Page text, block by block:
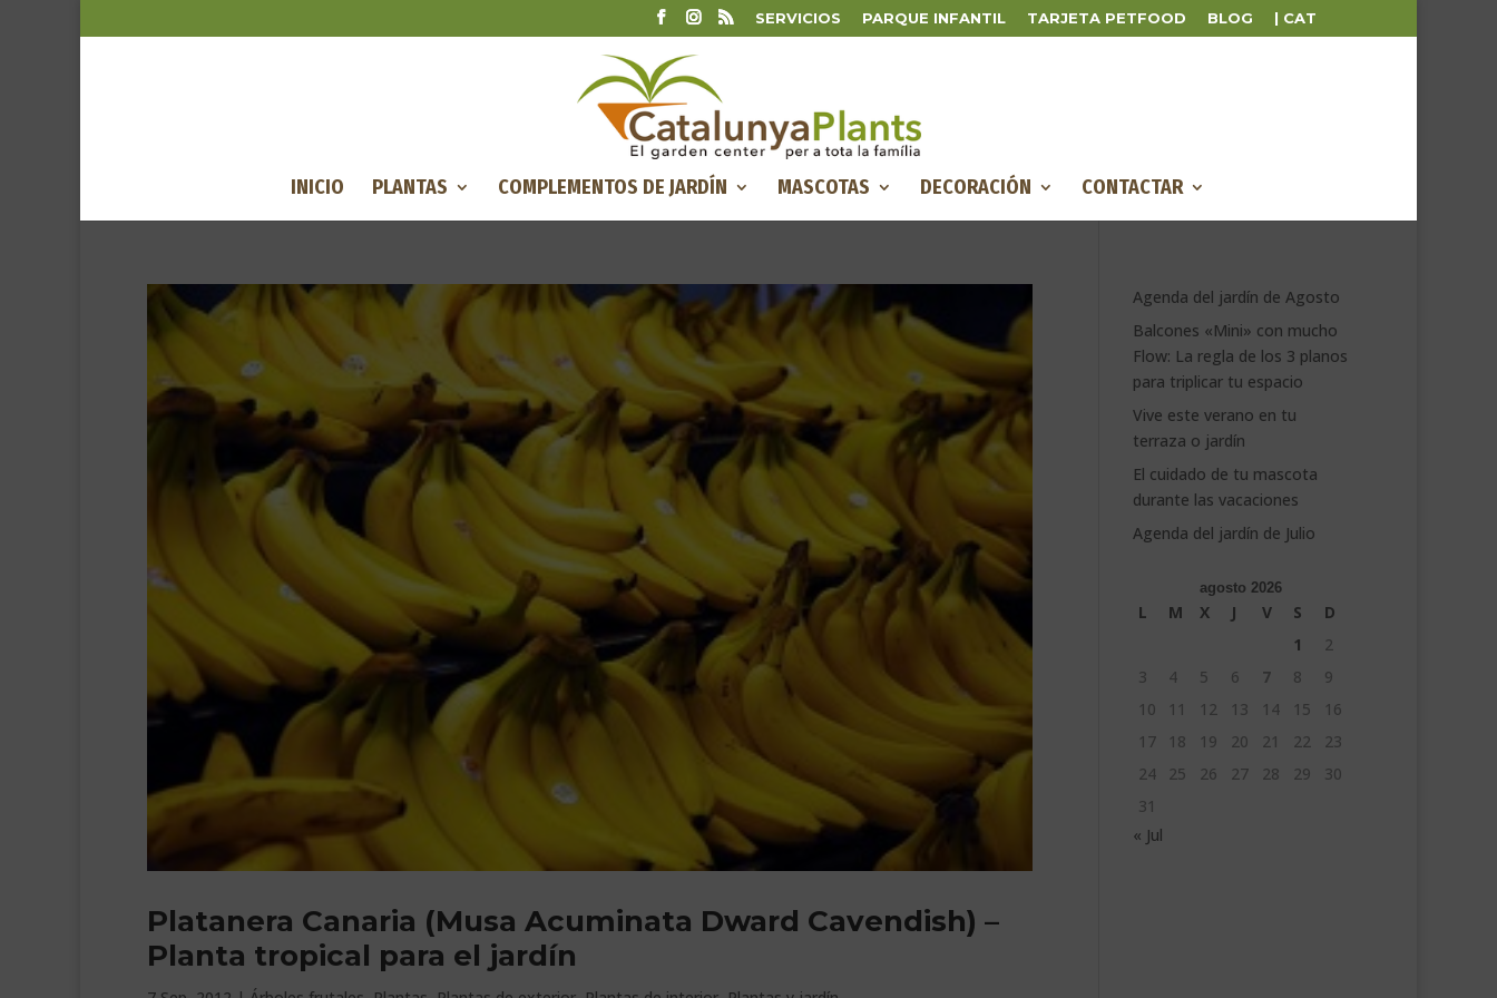
SERVICIOS PARQUE INFANTIL TARJETA PETFOOD BLOG | CAT
INICIO PLANTAS COMPLEMENTOS DE JARDÍN MASCOTAS DECORACIÓN CONTACTAR
Platanera Canaria (Musa Acuminata Dward Cavendish) –
Planta tropical para el jardín
Agenda del jardín de Agosto
Balcones «Mini» con mucho
Flow: La regla de los 3 planos
para triplicar tu espacio
Vive este verano en tu
terraza o jardín
El cuidado de tu mascota
durante las vacaciones
Agenda del jardín de Julio
agosto 2026
L M X J V S
D
1
2
3
4 5 6 7 8
9
10
11 12 13 14 15
16
17
18 19 20 21 22
23
24
25 26 27 28 29
30
31
« Jul